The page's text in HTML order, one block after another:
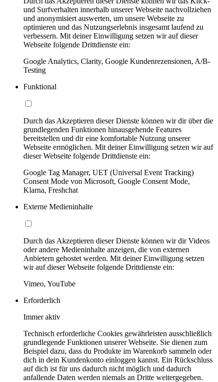
und Surfverhalten innerhalb unserer Webseite nachvollziehen
und anonymisiert auswerten, um unsere Webseite zu
optimieren und das Nutzungserlebnis insgesamt laufend zu
verbessern. Mit deiner Einwilligung setzen wir auf dieser
Webseite folgende Drittdienste ein:
Google Analytics, Clarity, Google Kundenrezensionen, A/B-
Testing
Funktional
Durch das Akzeptieren dieser Dienste können wir dir über die
grundlegenden Funktionen hinausgehende Features
bereitstellen und dir eine komfortable Nutzung unserer
Webseite ermöglichen. Mit deiner Einwilligung setzen wir auf
dieser Webseite folgende Drittdienste ein:
Google Tag Manager, UET (Universal Event Tracking)
Consent Mode von Microsoft, Google Consent Mode,
Klarna, Freshchat
Externe Medieninhalte
Durch das Akzeptieren dieser Dienste können wir dir Videos
oder andere Medieninhalte anzeigen, die von externen
Anbietern gehostet werden. Mit deiner Einwilligung setzen
wir auf dieser Webseite folgende Drittdienste ein:
Vimeo, YouTube
Erforderlich
Immer aktiv
Technisch erforderliche Cookies gewährleisten ausschließlich
grundlegende Funktionen unserer Webseite. Sie dienen zum
Beispiel dazu, dass du Produkte im Warenkorb sammeln oder
dich in dein Kundenkonto einloggen kannst. Ein Rückschluss
auf dich ist für uns dadurch nicht möglich und dadurch
anfallende Daten werden niemals an Dritte weitergegeben.